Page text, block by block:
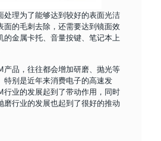
处理为了能够达到较好的表面光洁
面的毛刺去除，还需要达到镜面效
的金属卡托、音量按键、笔记本上
产品，往往都会增加研磨、抛光等
特别是近年来消费电子的高速发
行业的发展起到了带动作用，同时
磨行业的发展也起到了很好的推动